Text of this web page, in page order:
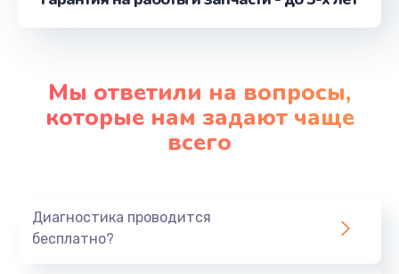
от 3900 руб.
от 1490 руб.
Заказать
Мы ответили на вопросы,
которые нам задают чаще
всего
Диагностика проводится
бесплатно?